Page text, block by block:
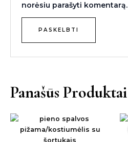
norėsiu parašyti komentarą.
Panašūs Produktai